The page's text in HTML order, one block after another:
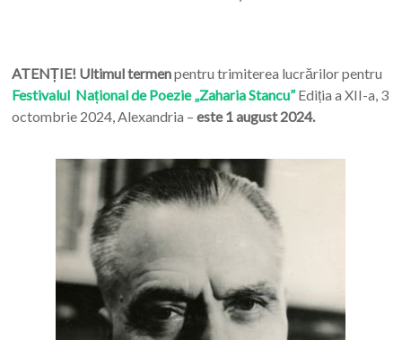
ATENȚIE! Ultimul termenpentru trimiterea lucrărilor pentru
Festivalul Național de Poezie „Zaharia Stancu”Ediția a XII-a, 3
octombrie 2024, Alexandria – este 1 august 2024.